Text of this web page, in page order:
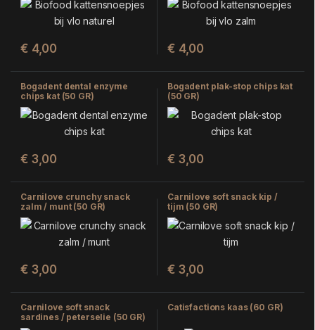
€ 4,00 € 4,00
Bogadent dental enzyme
chips kat (50 GR)
€ 3,00
Bogadent plak-stop chips kat
(50 GR)
€ 3,00
Carnilove crunchy snack
zalm / munt (50 GR)
€ 3,00
Carnilove soft snack kip /
tijm (50 GR)
€ 3,00
Carnilove soft snack
sardines / peterselie (50 GR)
Catisfactions kaas (60 GR)